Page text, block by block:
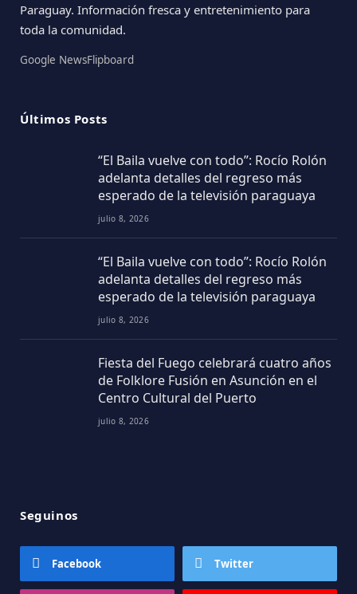
Paraguay. Información fresca y entretenimiento para
toda la comunidad.
Google NewsFlipboard
Últimos Posts
“El Baila vuelve con todo”: Rocío Rolón
adelanta detalles del regreso más
esperado de la televisión paraguaya
julio 8, 2026
“El Baila vuelve con todo”: Rocío Rolón
adelanta detalles del regreso más
esperado de la televisión paraguaya
julio 8, 2026
Fiesta del Fuego celebrará cuatro años
de Folklore Fusión en Asunción en el
Centro Cultural del Puerto
julio 8, 2026
Seguinos
Facebook Twitter